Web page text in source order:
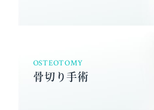
OSTEOTOMY
骨切り手術